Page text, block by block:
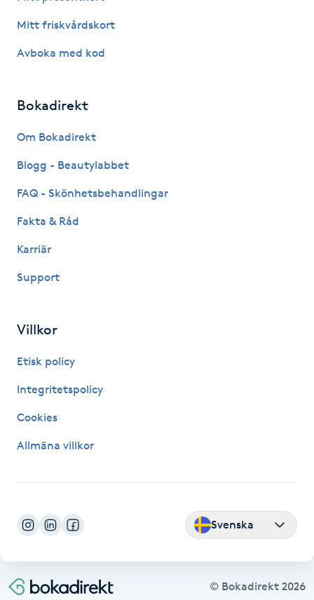
Kinesisk medicin
Klangmassage
Klippning & Slingor
Klippning ungdom
Kroppsinpackning
Kroppspeeling
Lashlift Keratin
Mitt friskvårdskort
Avboka med kod
Bokadirekt
Om Bokadirekt
Blogg - Beautylabbet
FAQ - Skönhetsbehandlingar
Fakta & Råd
Karriär
Support
Villkor
Etisk policy
Integritetspolicy
Cookies
Allmäna villkor
Svenska
© Bokadirekt 2026